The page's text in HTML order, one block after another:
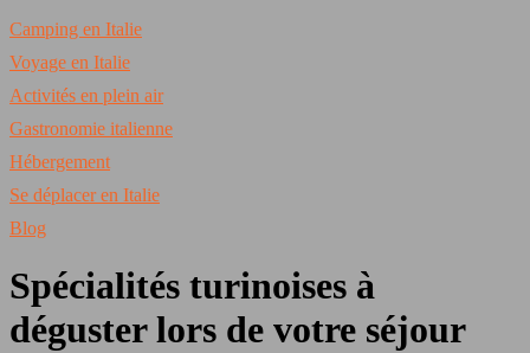
Camping en Italie
Voyage en Italie
Activités en plein air
Gastronomie italienne
Hébergement
Se déplacer en Italie
Blog
Spécialités turinoises à
déguster lors de votre séjour